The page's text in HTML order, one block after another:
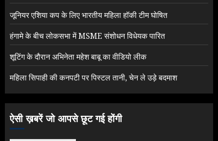
जूनियर एशिया कप के लिए भारतीय महिला हॉकी टीम घोषित
हंगामे के बीच लोकसभा में MSME संशोधन विधेयक पारित
शूटिंग के दौरान अभिनेता महेश बाबू का वीडियो लीक
महिला सिपाही की कनपटी पर पिस्टल तानी, चेन ले उड़े बदमाश
ऐसी ख़बरें जो आपसे छूट गई होंगी